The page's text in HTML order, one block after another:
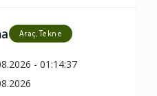
Araç, Tekne
- 01:14:37